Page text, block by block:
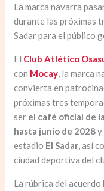
La marca navarra
durante las próximas
Sadar para el público
El Club Atlético
con Mocay , la marca
convierta en
próximas tres
ser el café oficial de
hasta junio de 2028y
estadio El Sadar , así
ciudad deportiva del
La rúbrica del acuerdo